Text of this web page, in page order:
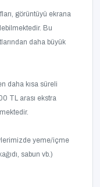
görüntüyü ekrana
Bu
daha büyük
daha kısa süreli
TL arası ekstra
yeme/içme
sabun vb.)